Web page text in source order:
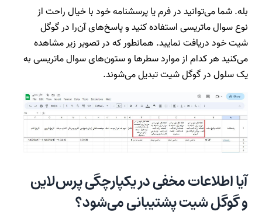
بله. شما می‌توانید در فرم یا پرسشنامه خود با خیال راحت از
نوع سوال ماتریسی استفاده کنید و پاسخ‌های آن‌را در گوگل
شیت خود دریافت نمایید. همانطور که در تصویر زیر مشاهده
می‌کنید هر کدام از موارد سطرها و ستون‌های سوال ماتریسی به
یک سلول در گوگل شیت تبدیل می‌شوند.
آیا اطلاعات مخفی در یکپارچگی پرس‌لاین
و گوگل شیت پشتیبانی می‌شود؟